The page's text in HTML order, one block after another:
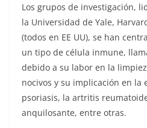
Los grupos de investigación,
la Universidad de Yale,
(todos en EE UU), se han
un tipo de célula inmune,
debido a su labor en la
nocivos y su implicación en la
psoriasis, la artritis
anquilosante, entre otras.